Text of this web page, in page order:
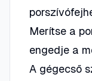
Merítse a
engedje a
A gégecső